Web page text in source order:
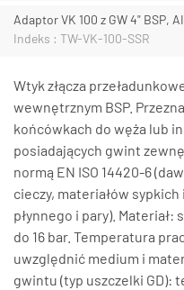
Adaptor VK 100 z GW 4" BSP,
Indeks : TW-VK-100-SSR
Wtyk złącza
wewnętrznym BSP.
końcówkach do węża lub
posiadających gwint
normą EN ISO 14420-6
cieczy, materiałów
płynnego i pary). Materiał:
do 16 bar. Temperatura
uwzględnić medium i
gwintu (typ uszczelki GD):